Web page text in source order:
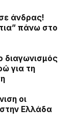
άνδρας!
πάνω στο
διαγωνισμός
για τη
οι
Ελλάδα